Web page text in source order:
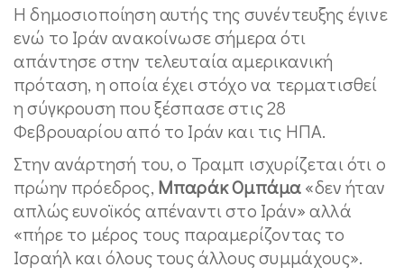
Η δημοσιοποίηση αυτής της συνέντευξης έγινε
ενώ το Ιράν ανακοίνωσε σήμερα ότι
απάντησε στην τελευταία αμερικανική
πρόταση, η οποία έχει στόχο να τερματισθεί
η σύγκρουση που ξέσπασε στις 28
Φεβρουαρίου από το Ιράν και τις ΗΠΑ.
Στην ανάρτησή του, ο Τραμπ ισχυρίζεται ότι ο
πρώην πρόεδρος, Μπαράκ Ομπάμα«δεν ήταν
απλώς ευνοϊκός απέναντι στο Ιράν» αλλά
«πήρε το μέρος τους παραμερίζοντας το
Ισραήλ και όλους τους άλλους συμμάχους».